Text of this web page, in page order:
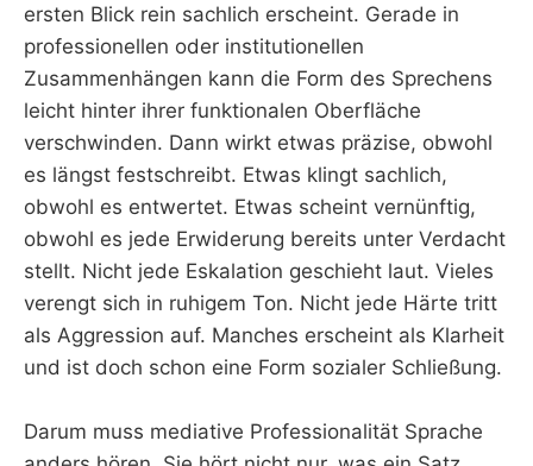
ersten Blick rein sachlich erscheint. Gerade in
professionellen oder institutionellen
Zusammenhängen kann die Form des Sprechens
leicht hinter ihrer funktionalen Oberfläche
verschwinden. Dann wirkt etwas präzise, obwohl
es längst festschreibt. Etwas klingt sachlich,
obwohl es entwertet. Etwas scheint vernünftig,
obwohl es jede Erwiderung bereits unter Verdacht
stellt. Nicht jede Eskalation geschieht laut. Vieles
verengt sich in ruhigem Ton. Nicht jede Härte tritt
als Aggression auf. Manches erscheint als Klarheit
und ist doch schon eine Form sozialer Schließung.
Darum muss mediative Professionalität Sprache